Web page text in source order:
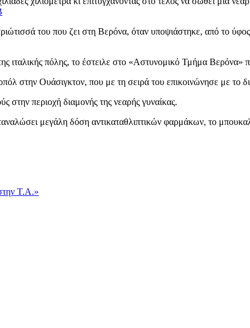
του που ζει στη Βερόνα, όταν υποψιάστηκε, από το ύφος
ιταλικής πόλης, το έστειλε στο «Αστυνομικό Τμήμα
στην Ουάσιγκτον, που με τη σειρά του επικοινώνησε με το
στην περιοχή διαμονής της νεαρής γυναίκας.
μεγάλη δόση αντικαταθλιπτικών φαρμάκων, το
Τ.Α.»